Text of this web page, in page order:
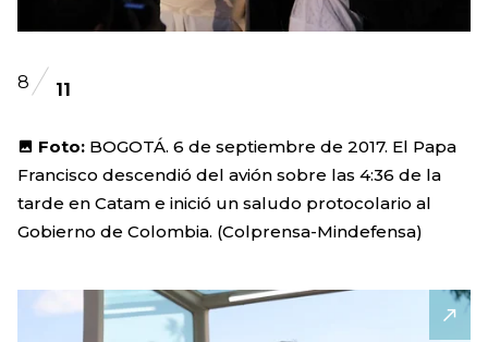
8 11
Foto: BOGOTÁ. 6 de septiembre de 2017. El Papa
Francisco descendió del avión sobre las 4:36 de la
tarde en Catam e inició un saludo protocolario al
Gobierno de Colombia. (Colprensa-Mindefensa)